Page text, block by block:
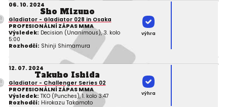
06. 10. 2024
Sho Mizuno
Gladiator - Gladiator 028 in Osaka
PROFESIONÁLNÍ ZÁPAS MMA
Výsledek: Decision (Unanimous), 3. kolo
5:00
Rozhodčí: Shinji Shimamura
výhra
12. 07. 2024
Takuho Ishida
Gladiator - Challenger Series 02
PROFESIONÁLNÍ ZÁPAS MMA
Výsledek: TKO (Punches), 1. kolo 3:47
Rozhodčí: Hirokazu Takamoto
výhra